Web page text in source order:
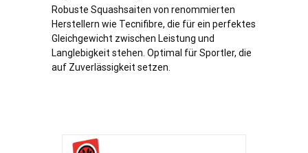
Robuste Squashsaiten von renommierten
Herstellern wie Tecnifibre, die für ein perfektes
Gleichgewicht zwischen Leistung und
Langlebigkeit stehen. Optimal für Sportler, die
auf Zuverlässigkeit setzen.